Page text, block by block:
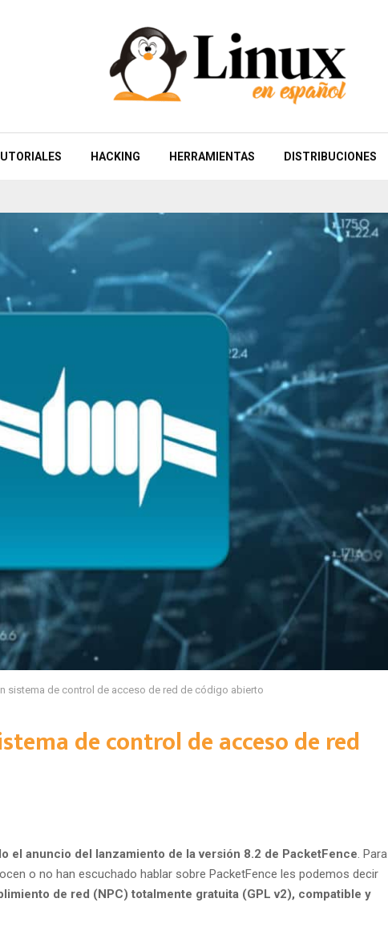
HACKING HERRAMIENTAS DISTRIBUCIONES
sistema de control de acceso de red de código abierto
de control de acceso de red
el anuncio del lanzamiento de la versión 8.2 de PacketFence. Para
o no han escuchado hablar sobre PacketFence les podemos decir
de red (NPC) totalmente gratuita (GPL v2), compatible y